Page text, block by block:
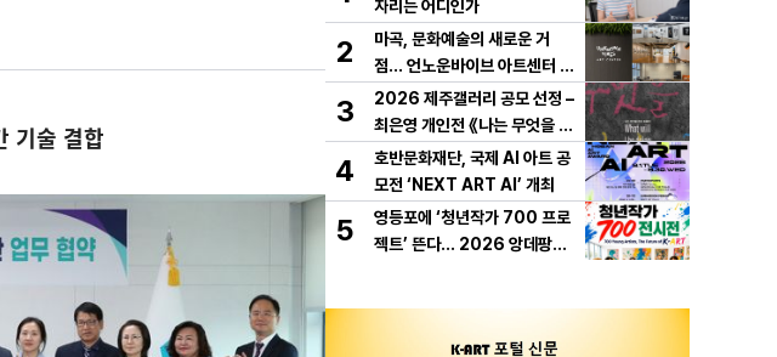
기술 결합
자리는 어디인가
2
마곡, 문화예술의 새로운 거
점… 언노운바이브 아트센터 개
관
3
2026 제주갤러리 공모 선정 –
최은영 개인전 《나는 무엇을 하
다 죽을까》 개최
4
호반문화재단, 국제 AI 아트 공
모전 ‘NEXT ART AI’ 개최
5
영등포에 ‘청년작가 700 프로
젝트’ 뜬다… 2026 앙데팡당K